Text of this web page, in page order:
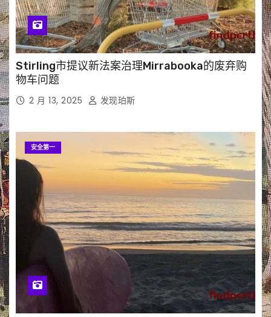
Stirling市提议新法案治理Mirrabooka的废弃购
物车问题
2 月 13, 2025 发现珀斯
安全第一